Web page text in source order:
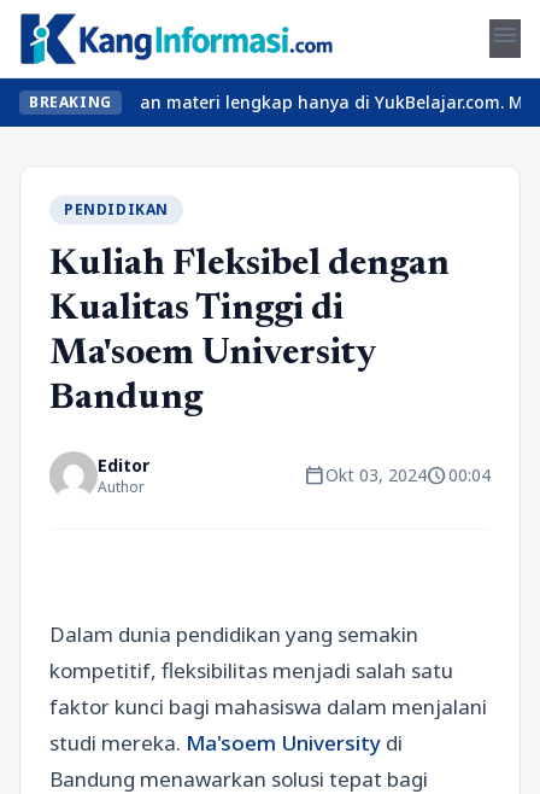
menu
BREAKING
seru dan materi lengkap hanya di YukBelajar.com. Mulai
PENDIDIKAN
Kuliah Fleksibel dengan
Kualitas Tinggi di
Ma'soem University
Bandung
Editor
Author calendar_todayOkt 03, 2024schedule00:04
Dalam dunia pendidikan yang semakin
kompetitif, fleksibilitas menjadi salah satu
faktor kunci bagi mahasiswa dalam menjalani
studi mereka. Ma'soem University di
Bandung menawarkan solusi tepat bagi